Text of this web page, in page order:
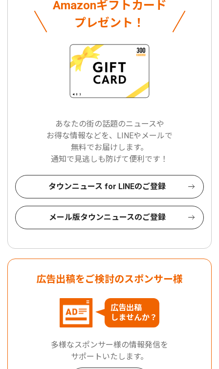
Amazonギフトカード
プレゼント！
あなたの街の話題のニュースや
お得な情報などを、LINEやメールで
無料でお届けします。
通知で見逃しも防げて便利です！
タウンニュース for LINEのご登録
メール版タウンニュースのご登録
広告出稿をご検討のスポンサー様
広告出稿
しませんか？
多様なスポンサー様の情報発信を
サポートいたします。